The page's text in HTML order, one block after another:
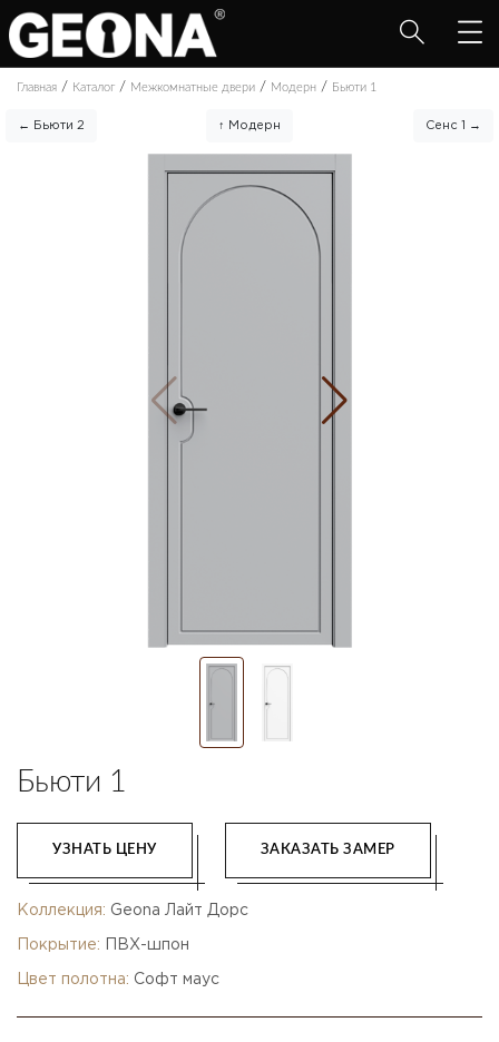
Главная / Каталог / Межкомнатные двери / Модерн / Бьюти 1
← Бьюти 2 ↑ Модерн Сенс 1 →
Бьюти 1
УЗНАТЬ ЦЕНУ ЗАКАЗАТЬ ЗАМЕР
Коллекция: Geona Лайт Дорс
Покрытие: ПВХ-шпон
Цвет полотна: Софт маус